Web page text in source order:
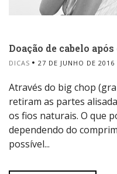
Doação de cabelo
DICAS 27 DE JUNHO DE 2016
Através do big chop
retiram as partes
os fios naturais. O que
dependendo do
possível...